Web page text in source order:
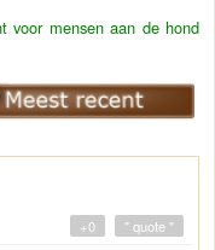
voor mensen aan de hond
" quote "
+0